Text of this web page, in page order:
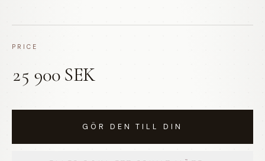
PRICE
25 900 SEK
GÖR DEN TILL DIN